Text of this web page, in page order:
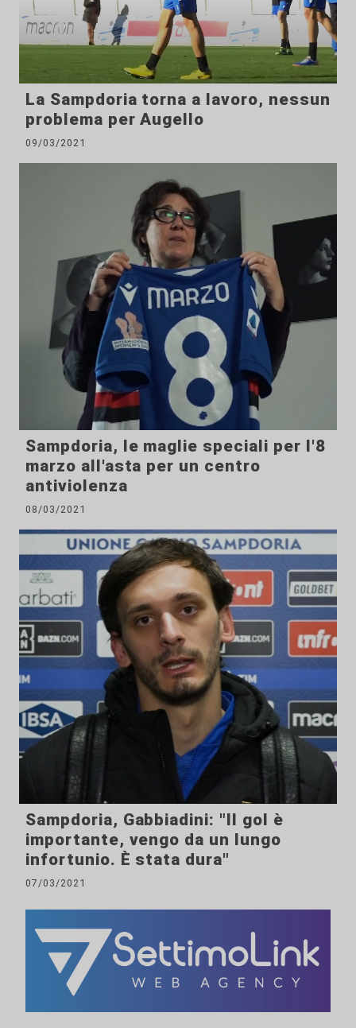
La Sampdoria torna a lavoro, nessun
problema per Augello
09/03/2021
Sampdoria, le maglie speciali per l'8
marzo all'asta per un centro
antiviolenza
08/03/2021
Sampdoria, Gabbiadini: "Il gol è
importante, vengo da un lungo
infortunio. È stata dura"
07/03/2021